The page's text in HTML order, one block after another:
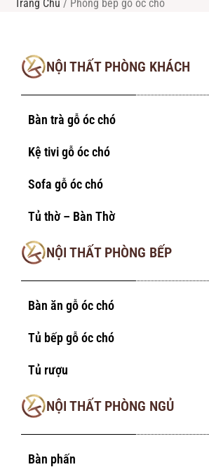
Trang Chủ / Phòng bếp gỗ óc chó
NỘI THẤT PHÒNG KHÁCH
Bàn trà gỗ óc chó
Kệ tivi gỗ óc chó
Sofa gỗ óc chó
Tủ thờ – Bàn Thờ
NỘI THẤT PHÒNG BẾP
Bàn ăn gỗ óc chó
Tủ bếp gỗ óc chó
Tủ rượu
NỘI THẤT PHÒNG NGỦ
Bàn phấn